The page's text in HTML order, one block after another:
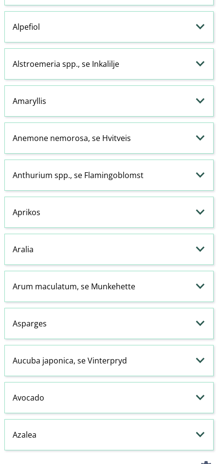
Alpefiol
Alstroemeria spp., se Inkalilje
Amaryllis
Anemone nemorosa, se Hvitveis
Anthurium spp., se Flamingoblomst
Aprikos
Aralia
Arum maculatum, se Munkehette
Asparges
Aucuba japonica, se Vinterpryd
Avocado
Azalea